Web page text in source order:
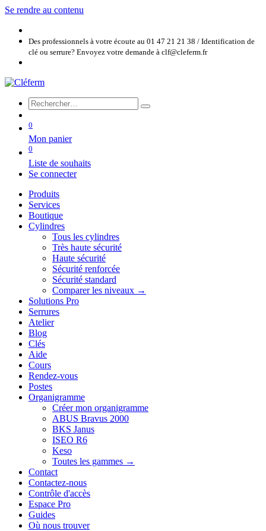
Se rendre au contenu
Des professionnels à votre écoute au 01 47 21 21 38 / Identification de
clé ou serrure? Envoyez votre demande à clf@cleferm.fr
0
Mon panier
0
Liste de souhaits
Se connecter
Produits
Services
Boutique
Cylindres
Tous les cylindres
Très haute sécurité
Haute sécurité
Sécurité renforcée
Sécurité standard
Comparer les niveaux →
Solutions Pro
Serrures
Atelier
Blog
Clés
Aide
Cours
Rendez-vous
Postes
Organigramme
Créer mon organigramme
ABUS Bravus 2000
BKS Janus
ISEO R6
Keso
Toutes les gammes →
Contact
Contactez-nous
Contrôle d'accès
Espace Pro
Guides
Où nous trouver